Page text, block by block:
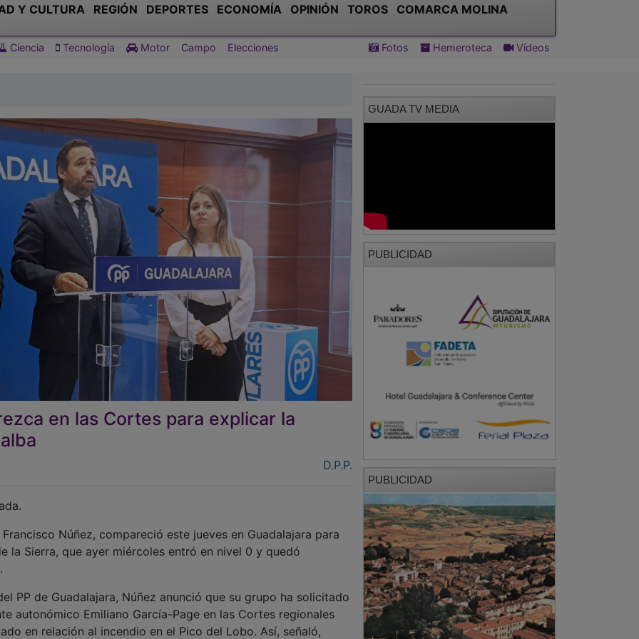
Y CULTURA REGIÓN DEPORTES ECONOMÍA OPINIÓN TOROS COMARCA MOLINA
Ciencia Tecnología Motor Campo Elecciones Fotos Hemeroteca Vídeos
en las Cortes para explicar la
D.P.P.
Núñez, compareció este jueves en Guadalajara para
la Sierra, que ayer miércoles entró en nivel 0 y quedó
de Guadalajara, Núñez anunció que su grupo ha solicitado
autonómico Emiliano García-Page en las Cortes regionales
en relación al incendio en el Pico del Lobo. Así, señaló,
GUADA TV MEDIA
PUBLICIDAD
PUBLICIDAD